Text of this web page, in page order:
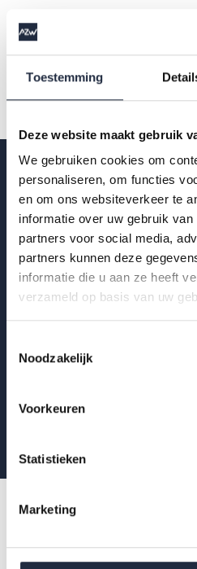
Toestemming
Deze website maakt gebruik
We gebruiken cookies om
personaliseren, om functies
en om ons websiteverkeer te
informatie over uw gebruik
partners voor social media,
partners kunnen deze
informatie die u aan ze heeft
verzameld op basis van uw
Noodzakelijk
Voorkeuren
Statistieken
Marketing
Op de hoogte
Krijg als eerste de
uitnodigingen voor AZW-
en meer verdieping van